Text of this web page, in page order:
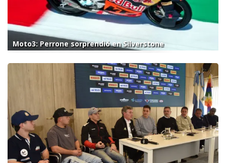
Moto3: Perrone sorprendió en Silverstone